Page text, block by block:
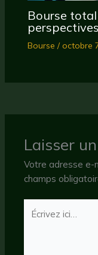
Bourse
Bourse /octobre
Laisser
Votre adresse e-
champs
Écrivez
ici…